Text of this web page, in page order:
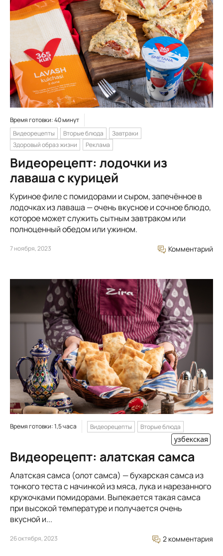
Время готовки: 40 минут
Видеорецепты
Вторые блюда
Завтраки
Здоровый образ жизни
Реклама
Видеорецепт: лодочки из
лаваша с курицей
Куриное филе с помидорами и сыром, запечённое в
лодочках из лаваша — очень вкусное и сочное блюдо,
которое может служить сытным завтраком или
полноценный обедом или ужином.
7 ноября, 2023 Комментарий
Время готовки: 1,5 часа Видеорецепты Вторые блюда
узбекская
Видеорецепт: алатская самса
Алатская самса (олот самса) — бухарская самса из
тонкого теста с начинкой из мяса, лука и нарезанного
кружочками помидорами. Выпекается такая самса
при высокой температуре и получается очень
вкусной и...
26 октября, 2023 2 комментария